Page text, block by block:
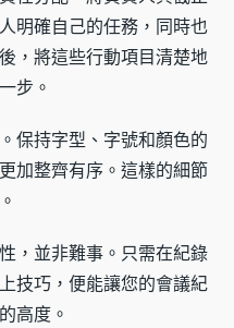
明確自己的任務，同時也
，將這些行動項目清楚地
步。
保持字型、字號和顏色的
加整齊有序。這樣的細節
，並非難事。只需在紀錄
技巧，便能讓您的會議紀
高度。